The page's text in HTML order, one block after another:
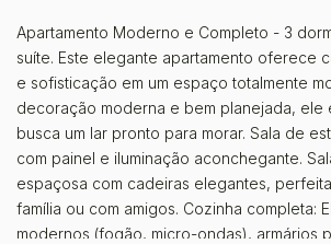
Apartamento Moderno e Completo - 3
suíte. Este elegante apartamento oferece
e sofisticação em um espaço totalmente
decoração moderna e bem planejada, ele
busca um lar pronto para morar. Sala de
com painel e iluminação aconchegante.
espaçosa com cadeiras elegantes,
família ou com amigos. Cozinha completa:
modernos (fogão, micro-ondas), armários